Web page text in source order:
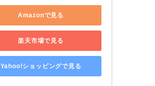
Amazonで見る
楽天市場で見る
Yahoo!ショッピングで見る